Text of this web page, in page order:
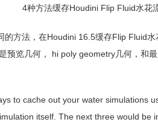
4种方法缓存Houdini Flip Fluid水花
方法，在Houdini 16.5缓存Flip Fluid
预览几何， hi poly geometry几何，和
to cache out your water simulations
itself. The next three would